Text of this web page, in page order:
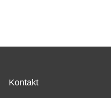
Kontakt